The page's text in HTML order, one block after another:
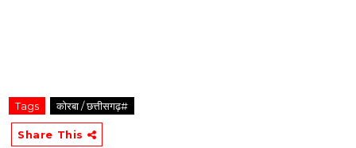
Tags कोरबा / छत्तीसगढ़#
Share This